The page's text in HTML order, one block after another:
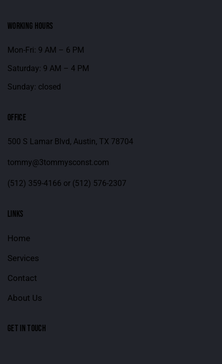
WORKING HOURS
Mon-Fri: 9 AM – 6 PM
Saturday: 9 AM – 4 PM
Sunday: closed
OFFICE
500 S Lamar Blvd, Austin, TX 78704
tommy@3tommysconst.com
(512) 359-4166 or (512) 576-2307
LINKS
Home
Services
Contact
About Us
GET IN TOUCH